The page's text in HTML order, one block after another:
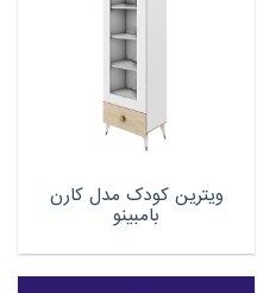
ویترین کودک مدل کارن
بامبینو